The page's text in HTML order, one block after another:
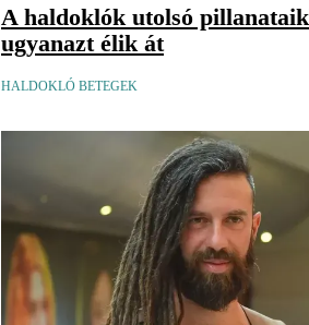
A haldoklók utolsó
ugyanazt élik át
HALDOKLÓ BETEGEK